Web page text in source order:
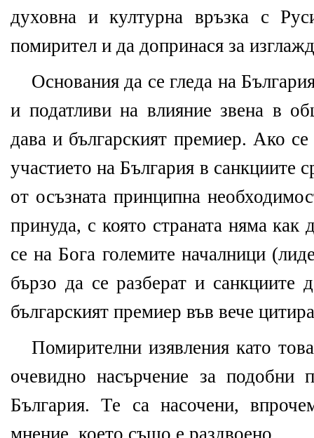
духовна и културна връзка с
помирител и да допринася за
Основания да се гледа на
и податливи на влияние звена в
дава и българският премиер. Ако
участието на България в санкциите
от осъзната принципна
принуда, с която страната няма
се на Бога големите началници
бързо да се разберат и санкциите
българският премиер във вече
Помирителни изявления като
очевидно насърчение за подобни
България. Те са насочени,